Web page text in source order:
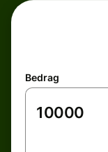
Bedrag